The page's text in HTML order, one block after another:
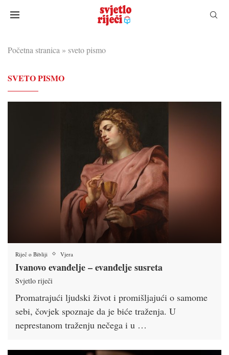
Početna stranica » sveto pismo
SVETO PISMO
Riječ o Bibliji Vjera
Ivanovo evanđelje – evanđelje susreta
Svjetlo riječi
Promatrajući ljudski život i promišljajući o samome
sebi, čovjek spoznaje da je biće traženja. U
neprestanom traženju nečega i u …